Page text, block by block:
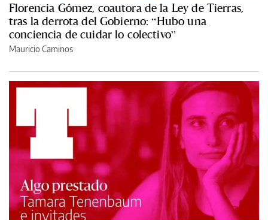
Florencia Gómez, coautora de la Ley de Tierras,
tras la derrota del Gobierno: “Hubo una
conciencia de cuidar lo colectivo”
Mauricio Caminos